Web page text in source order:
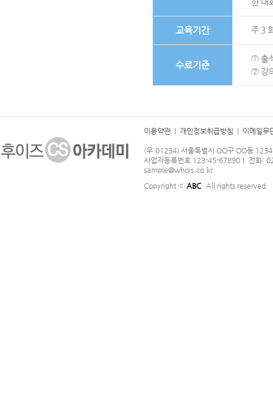
교육기간 주 3
수료기준
① 출
② 강
이용약관 개인정보취급방침 이메일무
(우:01234) 서울특별시 OO구 OO동
사업자등록번호 123-45-67890｜ 전화:
sample@whois.co.kr
Copyright ⓒ ABC All rights reserved.